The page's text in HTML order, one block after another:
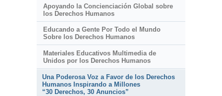
Apoyando la Concienciación Global sobre
los Derechos Humanos
Educando a Gente Por Todo el Mundo
Sobre los Derechos Humanos
Materiales Educativos Multimedia de
Unidos por los Derechos Humanos
Una Poderosa Voz a Favor de los Derechos
Humanos Inspirando a Millones
“30 Derechos, 30 Anuncios”